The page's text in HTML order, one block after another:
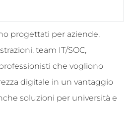
progettati per aziende,
team IT/SOC,
che vogliono
digitale in un vantaggio
soluzioni per università e